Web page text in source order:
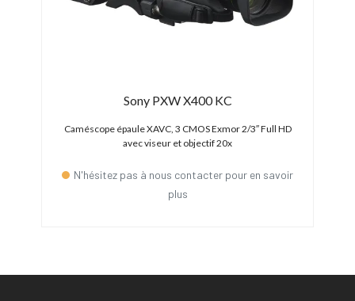
Sony PXW X400 KC
Caméscope épaule XAVC, 3 CMOS Exmor 2/3″ Full HD
avec viseur et objectif 20x
N'hésitez pas à nous contacter pour en savoir
plus